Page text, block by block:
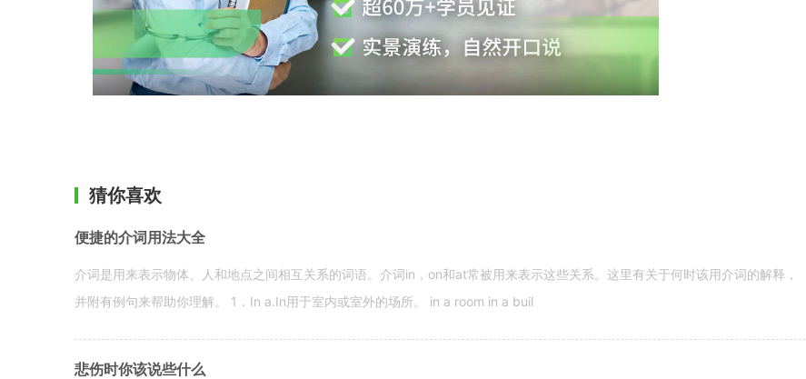
猜你喜欢
便捷的介词用法大全
介词是用来表示物体、人和地点之间相互关系的词语。介词in，on和at常被用来表示这些关系。这里有关于何时该用介词的解释，
并附有例句来帮助你理解。 1．In a.In用于室内或室外的场所。 in a room in a buil
悲伤时你该说些什么